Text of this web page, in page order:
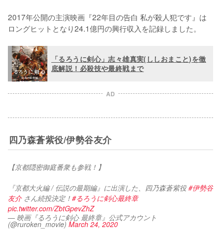
2017年公開の主演映画『22年目の告白 私が殺人犯です』は
ロングヒットとなり24.1億円の興行収入を記録しました。
「るろうに剣心」志々雄真実(ししおまこと)を徹
底解説！必殺技や最終戦まで
AD
四乃森蒼紫役/伊勢谷友介
【京都隠密御庭番衆も参戦！】
『京都大火編 / 伝説の最期編』に出演した、四乃森蒼紫役 #伊勢谷
友介 さん続投決定！ #るろうに剣心最終章
pic.twitter.com/ZbtGpevZhZ
— 映画『るろうに剣心 最終章』公式アカウント
(@ruroken_movie)March 24, 2020